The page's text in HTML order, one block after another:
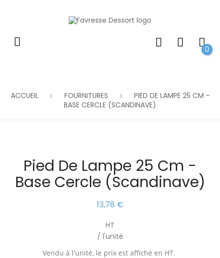
0
ACCUEIL FOURNITURES
PIED DE LAMPE 25 CM -
BASE CERCLE (SCANDINAVE)
Pied De Lampe 25 Cm -
Base Cercle (scandinave)
13,78 €
HT
/ l'unité
Vendu à l'unité, le prix est affiché en HT.